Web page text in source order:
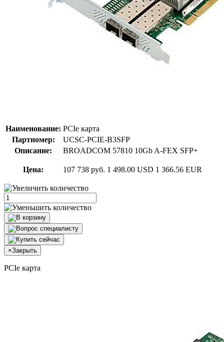
Наименование: PCIe карта
Партномер:
UCSC-PCIE-B3SFP
Описание:
BROADCOM 57810 10Gb A-FEX SFP+
Цена: 107 738 руб. 1 498.00 USD 1 366.56 EUR
×Закрыть
PCIe карта